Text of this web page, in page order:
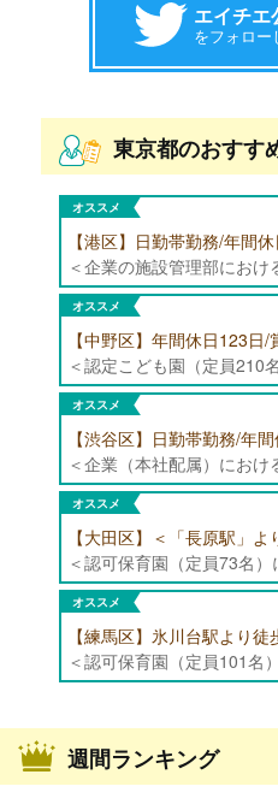
エイチエ
をフォロー
東京都のおすす
オススメ
オススメ
オススメ
オススメ
オススメ
週間ランキング